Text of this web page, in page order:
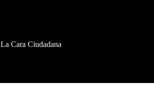
La Cara Ciudadana